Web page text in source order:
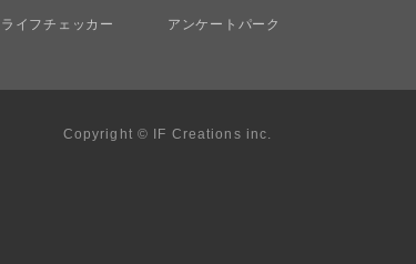
ライフチェッカー アンケートパーク
Copyright © IF Creations inc.